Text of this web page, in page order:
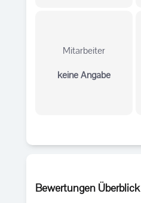
Mitarbeiter
keine Angabe
Bewertungen Überblick